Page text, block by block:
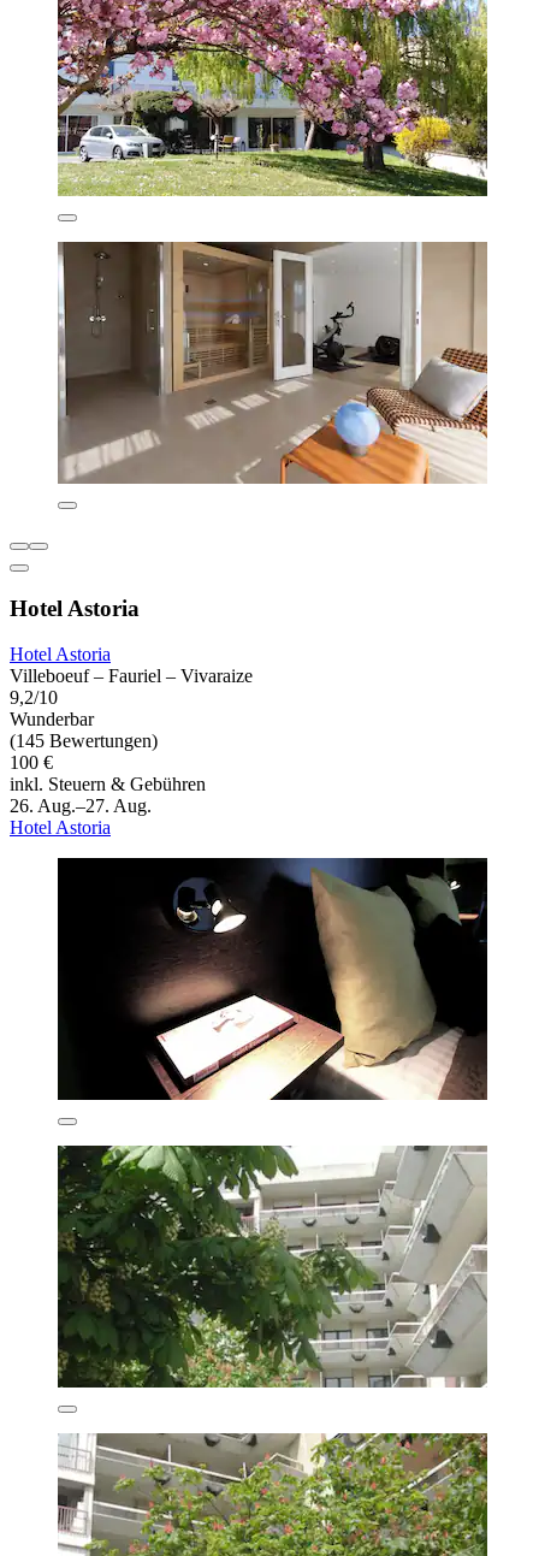
Hotel Astoria
Hotel Astoria
Villeboeuf – Fauriel – Vivaraize
9,2/10
Wunderbar
(145 Bewertungen)
100 €
inkl. Steuern & Gebühren
26. Aug.–27. Aug.
Hotel Astoria